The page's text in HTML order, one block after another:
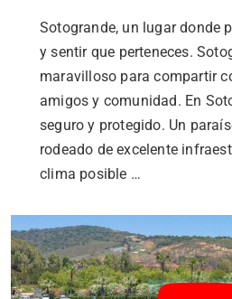
Sotogrande, un lugar donde
y sentir que perteneces.
maravilloso para compartir
amigos y comunidad. En
seguro y protegido. Un
rodeado de excelente
clima posible …